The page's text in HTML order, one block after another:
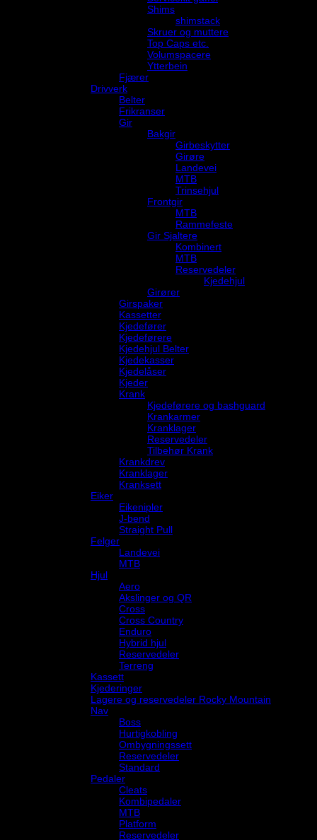
Shims
shimstack
Skruer og muttere
Top Caps etc.
Volumspacere
Ytterbein
Fjærer
Drivverk
Belter
Frikranser
Gir
Bakgir
Girbeskytter
Girøre
Landevei
MTB
Trinsehjul
Frontgir
MTB
Rammefeste
Gir Sjaltere
Kombinert
MTB
Reservedeler
Kjedehjul
Girører
Girspaker
Kassetter
Kjedefører
Kjedeførere
Kjedehjul Belter
Kjedekasser
Kjedelåser
Kjeder
Krank
Kjedeførere og bashguard
Krankarmer
Kranklager
Reservedeler
Tilbehør Krank
Krankdrev
Kranklager
Kranksett
Eiker
Eikenipler
J-bend
Straight Pull
Felger
Landevei
MTB
Hjul
Aero
Akslinger og QR
Cross
Cross Country
Enduro
Hybrid hjul
Reservedeler
Terreng
Kassett
Kjederinger
Lagere og reservedeler Rocky Mountain
Nav
Boss
Hurtigkobling
Ombygningssett
Reservedeler
Standard
Pedaler
Cleats
Kombipedaler
MTB
Platform
Reservedeler